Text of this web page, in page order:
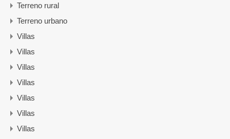
Terreno rural
Terreno urbano
Villas
Villas
Villas
Villas
Villas
Villas
Villas